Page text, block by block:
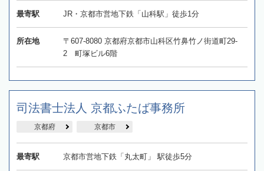
最寄駅 JR・京都市営地下鉄「山科駅」徒歩1分
所在地
〒607-8080 京都府京都市山科区竹鼻竹ノ街道町29-
2 町塚ビル6階
司法書士法人 京都ふたば事務所
京都府 京都市
最寄駅 京都市営地下鉄「丸太町」 駅徒歩5分